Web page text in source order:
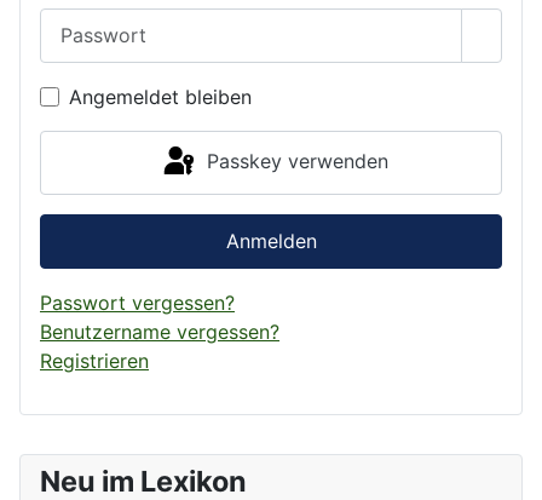
Neu im Lexikon
Angemeldet bleiben
Passkey verwenden
Anmelden
Passwort vergessen?
Benutzername vergessen?
Registrieren